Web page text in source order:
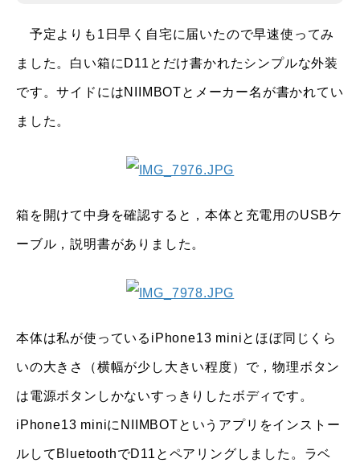
予定よりも1日早く自宅に届いたので早速使ってみ
ました。白い箱にD11とだけ書かれたシンプルな外装
です。サイドにはNIIMBOTとメーカー名が書かれてい
ました。
箱を開けて中身を確認すると，本体と充電用のUSBケ
ーブル，説明書がありました。
本体は私が使っているiPhone13 miniとほぼ同じくら
いの大きさ（横幅が少し大きい程度）で，物理ボタン
は電源ボタンしかないすっきりしたボディです。
iPhone13 miniにNIIMBOTというアプリをインストー
ルしてBluetoothでD11とペアリングしました。ラベ